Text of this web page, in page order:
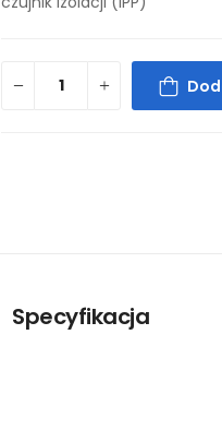
Specyfikacja